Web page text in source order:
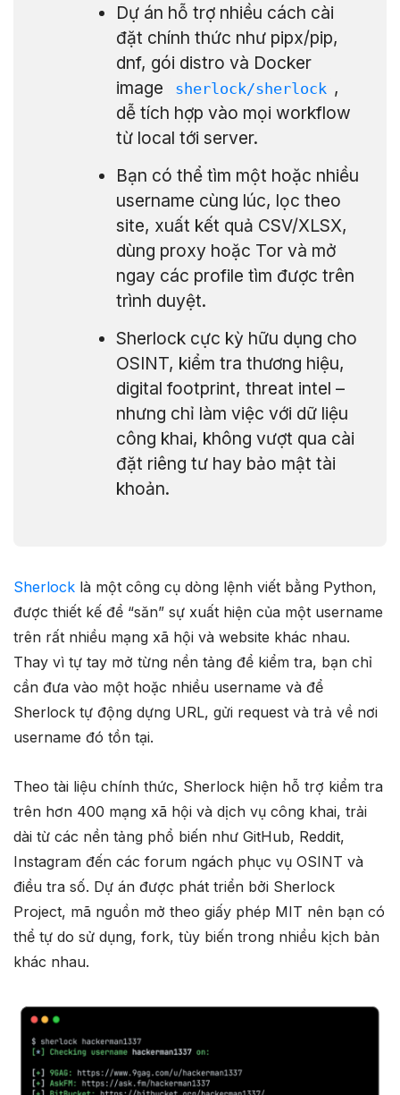
Dự án hỗ trợ nhiều cách cài
đặt chính thức như pipx/pip,
dnf, gói distro và Docker
image
sherlock/sherlock ,
dễ tích hợp vào mọi workflow
từ local tới server.
Bạn có thể tìm một hoặc nhiều
username cùng lúc, lọc theo
site, xuất kết quả CSV/XLSX,
dùng proxy hoặc Tor và mở
ngay các profile tìm được trên
trình duyệt.
Sherlock cực kỳ hữu dụng cho
OSINT, kiểm tra thương hiệu,
digital footprint, threat intel –
nhưng chỉ làm việc với dữ liệu
công khai, không vượt qua cài
đặt riêng tư hay bảo mật tài
khoản.
Sherlock là một công cụ dòng lệnh viết bằng Python,
được thiết kế để “săn” sự xuất hiện của một username
trên rất nhiều mạng xã hội và website khác nhau.
Thay vì tự tay mở từng nền tảng để kiểm tra, bạn chỉ
cần đưa vào một hoặc nhiều username và để
Sherlock tự động dựng URL, gửi request và trả về nơi
username đó tồn tại.
Theo tài liệu chính thức, Sherlock hiện hỗ trợ kiểm tra
trên hơn 400 mạng xã hội và dịch vụ công khai, trải
dài từ các nền tảng phổ biến như GitHub, Reddit,
Instagram đến các forum ngách phục vụ OSINT và
điều tra số. Dự án được phát triển bởi Sherlock
Project, mã nguồn mở theo giấy phép MIT nên bạn có
thể tự do sử dụng, fork, tùy biến trong nhiều kịch bản
khác nhau.